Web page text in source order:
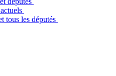
tous les députés